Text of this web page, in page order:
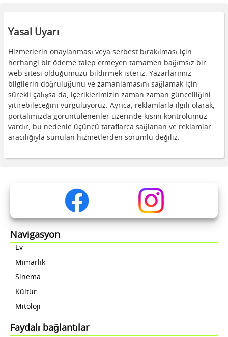
Yasal Uyarı
Hizmetlerin onaylanması veya serbest bırakılması için
herhangi bir ödeme talep etmeyen tamamen bağımsız bir
web sitesi olduğumuzu bildirmek isteriz. Yazarlarımız
bilgilerin doğruluğunu ve zamanlamasını sağlamak için
sürekli çalışsa da, içeriklerimizin zaman zaman güncelliğini
yitirebileceğini vurguluyoruz. Ayrıca, reklamlarla ilgili olarak,
portalımızda görüntülenenler üzerinde kısmi kontrolümüz
vardır, bu nedenle üçüncü taraflarca sağlanan ve reklamlar
aracılığıyla sunulan hizmetlerden sorumlu değiliz.
Navigasyon
Ev
Mimarlık
Sinema
Kültür
Mitoloji
Faydalı bağlantılar